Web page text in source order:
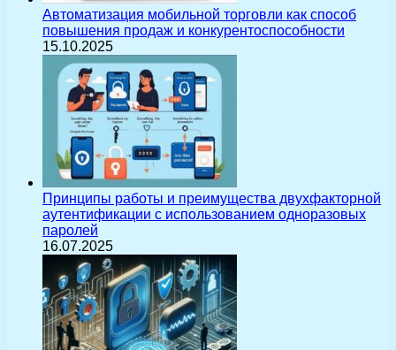
Автоматизация мобильной торговли как способ
повышения продаж и конкурентоспособности
15.10.2025
Принципы работы и преимущества двухфакторной
аутентификации с использованием одноразовых
паролей
16.07.2025